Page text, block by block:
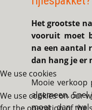
Het grootste
vooruit moet
na een aantal
dan hang je er
Mooie verkoop
algemeen.
moet dan
We use cookies
We use cookies on our